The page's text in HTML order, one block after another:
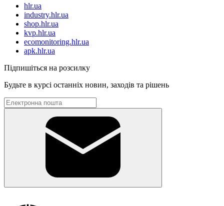
hlr.ua
industry.hlr.ua
shop.hlr.ua
kvp.hlr.ua
ecomonitoring.hlr.ua
apk.hlr.ua
Підпишіться на розсилку
Будьте в курсі останніх новин, заходів та рішень